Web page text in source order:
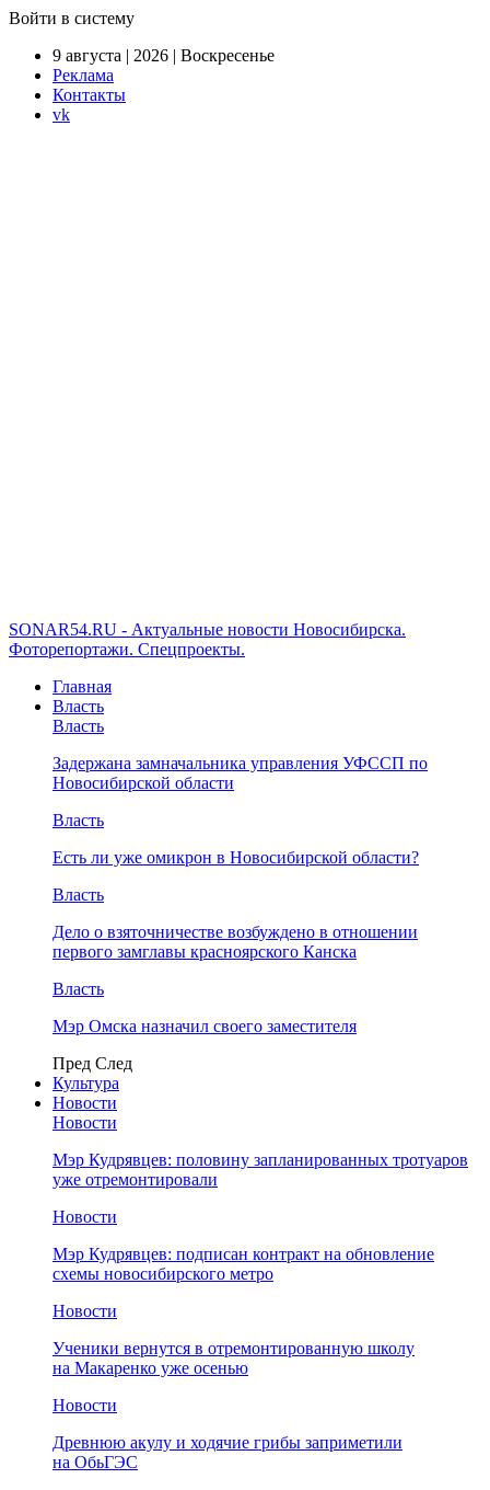
Войти в систему
9 августа | 2026 | Воскресенье
Реклама
Контакты
vk
SONAR54.RU - Актуальные новости Новосибирска.
Фоторепортажи. Спецпроекты.
Главная
Власть
Власть
Задержана замначальника управления УФССП по
Новосибирской области
Власть
Есть ли уже омикрон в Новосибирской области?
Власть
Дело о взяточничестве возбуждено в отношении
первого замглавы красноярского Канска
Власть
Мэр Омска назначил своего заместителя
Пред След
Культура
Новости
Новости
Мэр Кудрявцев: половину запланированных тротуаров
уже отремонтировали
Новости
Мэр Кудрявцев: подписан контракт на обновление
схемы новосибирского метро
Новости
Ученики вернутся в отремонтированную школу
на Макаренко уже осенью
Новости
Древнюю акулу и ходячие грибы заприметили
на ОбьГЭС